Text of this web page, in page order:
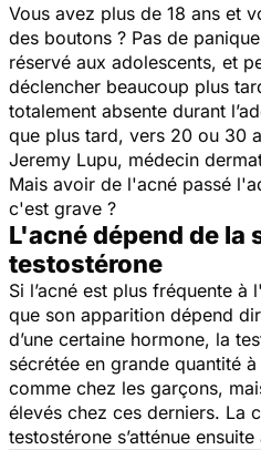
Vous avez plus de 18 ans et
des boutons ? Pas de
réservé aux adolescents, et
déclencher beaucoup plus
totalement absente durant
que plus tard, vers 20 ou 30
Jeremy Lupu, médecin
Mais avoir de l'acné passé
c'est grave ?
L'acné dépend de la
testostérone
Si l’acné est plus fréquente
que son apparition dépend
d’une certaine hormone, la
sécrétée en grande quantité
comme chez les garçons,
élevés chez ces derniers. La
testostérone s’atténue ensuite